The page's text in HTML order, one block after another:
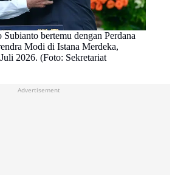
Subianto bertemu dengan Perdana
Modi di Istana Merdeka,
2026. (Foto: Sekretariat
Advertisement